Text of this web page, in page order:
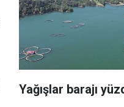
Yağışlar barajı